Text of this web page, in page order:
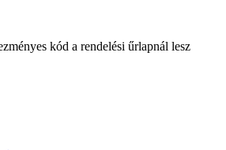
kód a rendelési űrlapnál lesz